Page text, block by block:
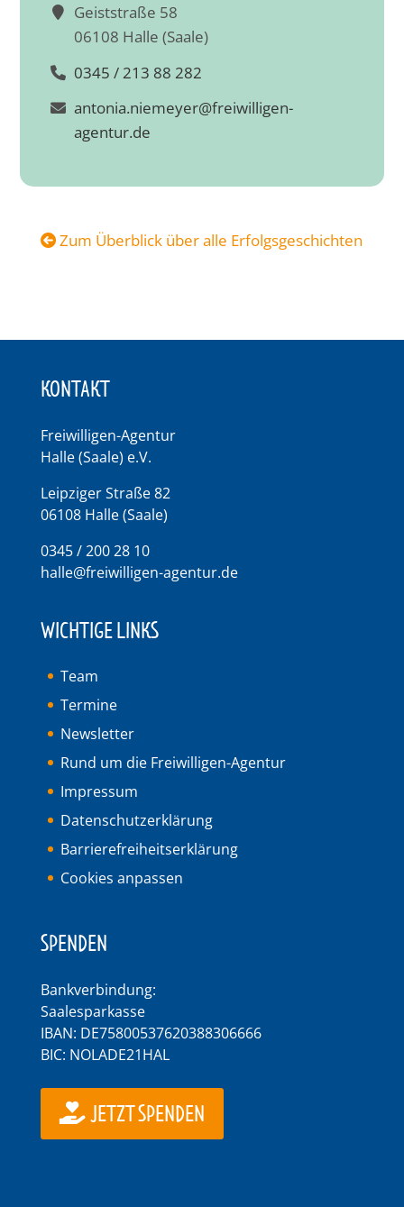
Geiststraße 58
06108 Halle (Saale)
0345 / 213 88 282
antonia.niemeyer@freiwilligen-
agentur.de
Zum Überblick über alle Erfolgsgeschichten
KONTAKT
Freiwilligen-Agentur
Halle (Saale) e.V.
Leipziger Straße 82
06108 Halle (Saale)
0345 / 200 28 10
halle@freiwilligen-agentur.de
WICHTIGE LINKS
Team
Termine
Newsletter
Rund um die Freiwilligen-Agentur
Impressum
Datenschutzerklärung
Barrierefreiheitserklärung
Cookies anpassen
SPENDEN
Bankverbindung:
Saalesparkasse
IBAN: DE75800537620388306666
BIC: NOLADE21HAL
JETZT SPENDEN